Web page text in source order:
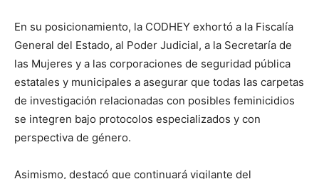
En su posicionamiento, la CODHEY exhortó a la Fiscalía
General del Estado, al Poder Judicial, a la Secretaría de
las Mujeres y a las corporaciones de seguridad pública
estatales y municipales a asegurar que todas las carpetas
de investigación relacionadas con posibles feminicidios
se integren bajo protocolos especializados y con
perspectiva de género.
Asimismo, destacó que continuará vigilante del